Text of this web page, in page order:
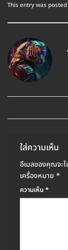
This entry was
ใส่ความเห็น
อีเมลของคุณจะ
เครื่องหมาย *
ความเห็น*